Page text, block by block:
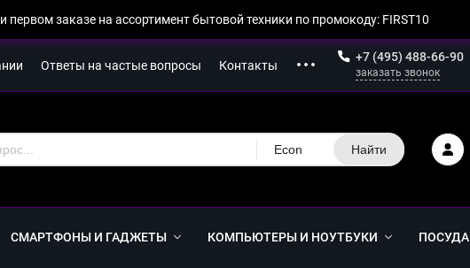
первом заказе на ассортимент бытовой техники по промокоду: FIRST10
Ответы на частые вопросы Контакты
+7 (495) 488-66-90
заказать звонок
Econ Найти
СМАРТФОНЫ И ГАДЖЕТЫ КОМПЬЮТЕРЫ И НОУТБУКИ ПОСУДА